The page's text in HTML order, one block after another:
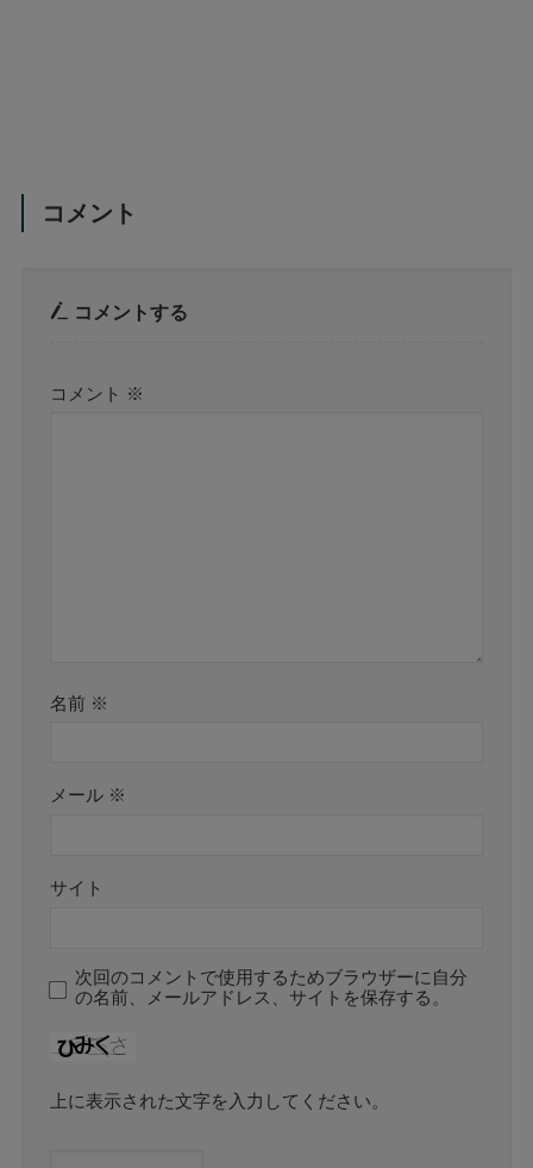
コメント
コメントする
コメント ※
名前 ※
メール ※
サイト
次回のコメントで使用するためブラウザーに自分
の名前、メールアドレス、サイトを保存する。
上に表示された文字を入力してください。